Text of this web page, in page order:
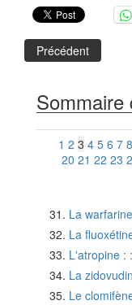
Précédent
Sommaire
1 2 3 4 5 6 7 8
20 21 22 23
La
La
L'atropine : :
La
Le